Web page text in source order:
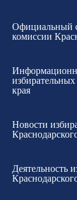
Официальный
комиссии
края
Новости
Деятельность